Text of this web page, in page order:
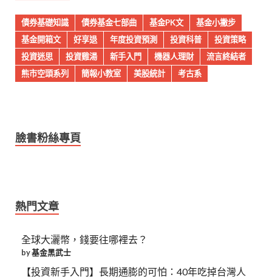
債券基礎知識 債券基金七部曲 基金PK文
基金小撇步
基金開箱文
好享退 年度投資預測 投資科普
投資策略
投資迷思
投資雞湯 新手入門 機器人理財
流言終結者
熊市空頭系列
簡報小教室 美股統計 考古系
臉書粉絲專頁
熱門文章
全球大灑幣，錢要往哪裡去？
by基金黑武士
【投資新手入門】長期通膨的可怕：40年吃掉台灣人